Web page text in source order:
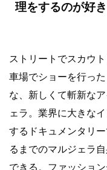
理をするのが好
ストリートでスカウ
車場でショーを行っ
な、新しくて斬新な
ェラ。業界に大きな
するドキュメンタリ
るまでのマルジェラ
できる。ファッショ